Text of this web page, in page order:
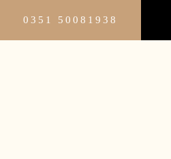
0351 50081938